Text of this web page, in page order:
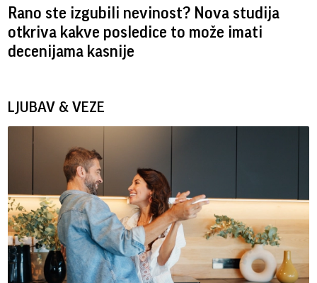
Rano ste izgubili nevinost? Nova studija
otkriva kakve posledice to može imati
decenijama kasnije
LJUBAV & VEZE